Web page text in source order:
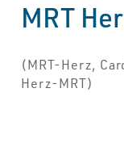
MRT
(MRT-Herz,
Herz-MRT)